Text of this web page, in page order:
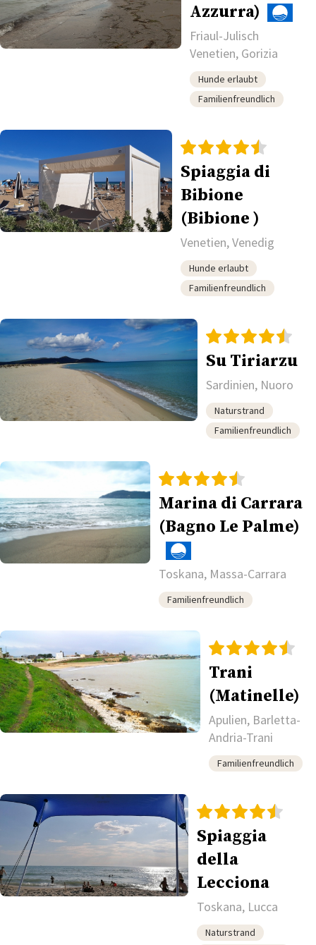
Azzurra)
Friaul-Julisch
Venetien, Gorizia
Hunde erlaubt
Familienfreundlich
Spiaggia di
Bibione
(Bibione )
Venetien, Venedig
Hunde erlaubt
Familienfreundlich
Su Tiriarzu
Sardinien, Nuoro
Naturstrand
Familienfreundlich
Marina di Carrara
(Bagno Le Palme)
Toskana, Massa-Carrara
Familienfreundlich
Trani
(Matinelle)
Apulien, Barletta-
Andria-Trani
Familienfreundlich
Spiaggia
della
Lecciona
Toskana, Lucca
Naturstrand